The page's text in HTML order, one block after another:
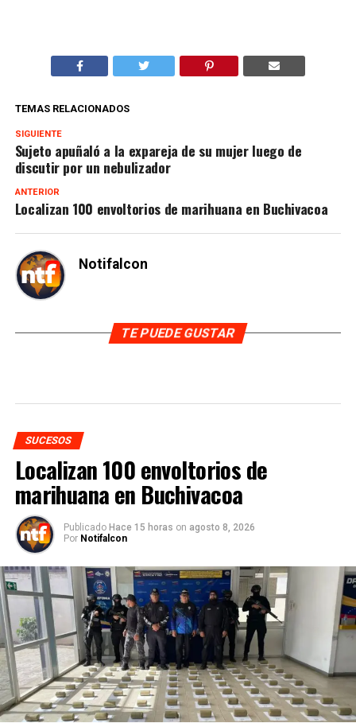
TEMAS RELACIONADOS
SIGUIENTE
Sujeto apuñaló a la expareja de su mujer luego de
discutir por un nebulizador
ANTERIOR
Localizan 100 envoltorios de marihuana en Buchivacoa
Notifalcon
TE PUEDE GUSTAR
SUCESOS
Localizan 100 envoltorios de
marihuana en Buchivacoa
Publicado Hace 15 horas on agosto 8, 2026
Por Notifalcon